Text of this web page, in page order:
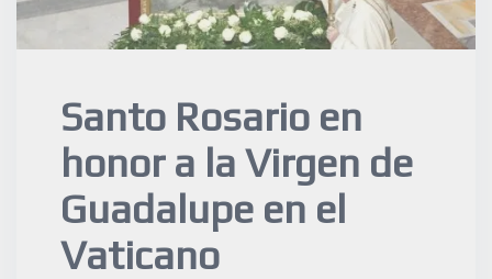
Santo Rosario en
honor a la Virgen de
Guadalupe en el
Vaticano